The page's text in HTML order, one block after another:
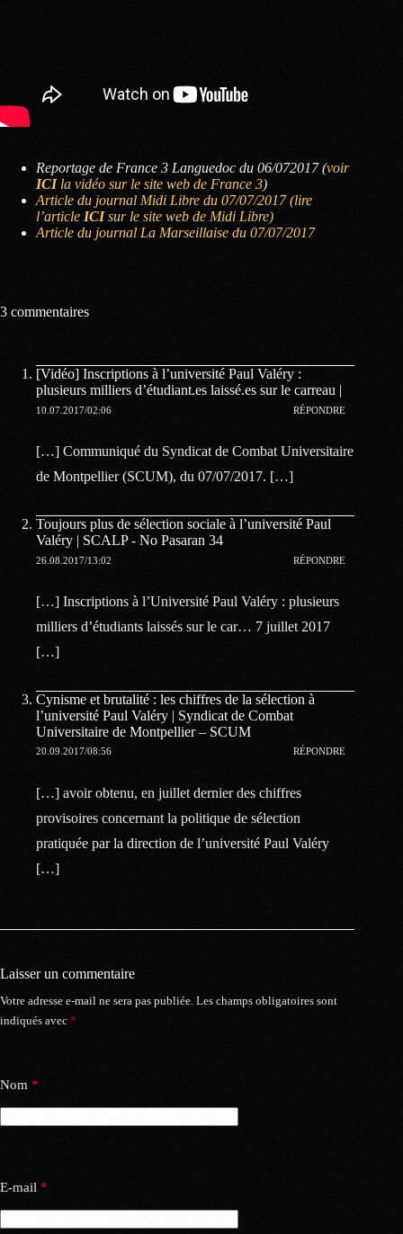
Reportage de France 3 Languedoc du 06/072017 (voir
ICIla vidéo sur le site web de France 3)
Article du journal Midi Libre du 07/07/2017(lire
l’article ICIsur le site web de Midi Libre)
Article du journal La Marseillaise du 07/07/2017
3 commentaires
[Vidéo] Inscriptions à l’université Paul Valéry :
plusieurs milliers d’étudiant.es laissé.es sur le carreau |
10.07.2017/02:06 RÉPONDRE
[…] Communiqué du Syndicat de Combat Universitaire
de Montpellier (SCUM), du 07/07/2017. […]
Toujours plus de sélection sociale à l’université Paul
Valéry | SCALP - No Pasaran 34
26.08.2017/13:02 RÉPONDRE
[…] Inscriptions à l’Université Paul Valéry : plusieurs
milliers d’étudiants laissés sur le car… 7 juillet 2017
[…]
Cynisme et brutalité : les chiffres de la sélection à
l’université Paul Valéry | Syndicat de Combat
Universitaire de Montpellier – SCUM
20.09.2017/08:56 RÉPONDRE
[…] avoir obtenu, en juillet dernier des chiffres
provisoires concernant la politique de sélection
pratiquée par la direction de l’université Paul Valéry
[…]
Laisser un commentaire
Votre adresse e-mail ne sera pas publiée. Les champs obligatoires sont
indiqués avec *
Nom *
E-mail *